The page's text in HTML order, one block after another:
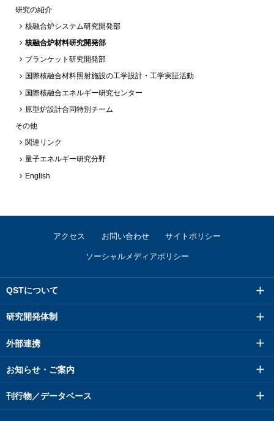
研究の紹介
核融合炉システム研究開発部
核融合炉材料研究開発部
ブランケット研究開発部
国際核融合材料照射施設の工学設計・工学実証活動
国際核融合エネルギー研究センター
原型炉設計合同特別チーム
その他
関連リンク
量子エネルギー研究分野
English
アクセス お問い合わせ サイトポリシー
ソーシャルメディアポリシー
QSTについて
研究開発体制
外部連携
お知らせ・ご案内
刊行物／データベース